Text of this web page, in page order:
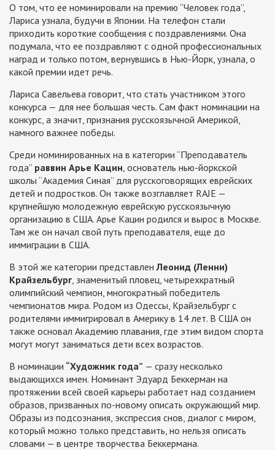
О том, что ее номинировали на премию “Человек года”,
Лариса узнала, будучи в Японии. На телефон стали
приходить короткие сообщения с поздравлениями. Она
подумала, что ее поздравляют с одной профессиональных
наград и только потом, вернувшись в Нью-Йорк, узнала, о
какой премии идет речь.
Лариса Савельева говорит, что стать участником этого
конкурса — для нее большая честь. Сам факт номинации на
конкурс, а значит, признания русскоязычной Америкой,
намного важнее победы.
Среди номинированных на в категории “Преподаватель
года” раввин Арье Кацин , основатель нью-йоркской
школы “Академия Синая” для русскоговорящих еврейских
детей и подростков. Он также возглавляет RAJE —
крупнейшую молодежную еврейскую русскоязычную
организацию в США. Арье Кацин родился и вырос в Москве.
Там же он начал свой путь преподавателя, еще до
иммиграции в США.
В этой же категории представленЛеонид (Ленни)
Крайзельбург , знаменитый пловец, четырехкратный
олимпийский чемпион, многократный победитель
чемпионатов мира. Родом из Одессы, Крайзельбург с
родителями иммигрировал в Америку в 14 лет. В США он
также основал Академию плавания, где этим видом спорта
могут могут заниматься дети всех возрастов.
В номинации “Художник года” — сразу несколько
выдающихся имен. Номинант Эдуард Беккерман на
протяжении всей своей карьеры работает над созданием
образов, призванных по-новому описать окружающий мир.
Образы из подсознания, экспрессия снов, диалог с миром,
который можно только представить, но нельзя описать
словами — в центре творчества Беккермана.